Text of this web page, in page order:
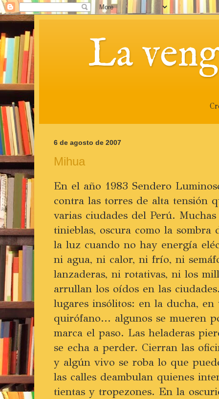
La
6 de agosto de 2007
Mihua
En el año 1983 Sendero
contra las torres de alta tensión
varias ciudades del Perú.
tinieblas, oscura como la
la luz cuando no hay energía
ni agua, ni calor, ni frío, ni
lanzaderas, ni rotativas, ni los
arrullan los oídos en las
lugares insólitos: en la ducha, en
quirófano... algunos se mueren
marca el paso. Las heladeras
se echa a perder. Cierran las
y algún vivo se roba lo que
las calles deambulan quienes
tientas y tropezones. En la